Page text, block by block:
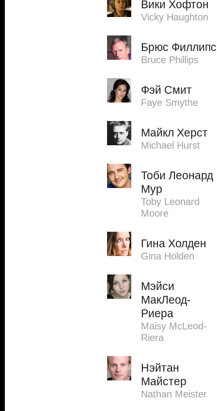
Вики Хофтон
Vicky Haughton
Брюс Филлипс
Bruce Phillips
Фэй Смит
Faye Smythe
Майкл Херст
Michael Hurst
Тоби Леонард
Мур
Toby Leonard
Moore
Гина Холден
Gina Holden
Мэйси
МакЛеод-
Риера
Maisy McLeod-
Riera
Нэйтан
Майстер
Nathan Meister